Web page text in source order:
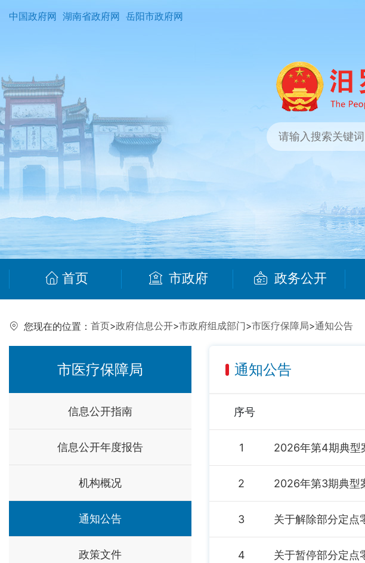
中国政府网 湖南省政府网 岳阳市政府网
首页 市政府 政务公开
您现在的位置： 首页>政府信息公开>市政府组成部门>市医疗保障局>通知公告
市医疗保障局
信息公开指南
信息公开年度报告
机构概况
通知公告
政策文件
通知公告
序号
1 2026年第4期典型
2 2026年第3期典型
3 关于解除部分定点
4 关于暂停部分定点